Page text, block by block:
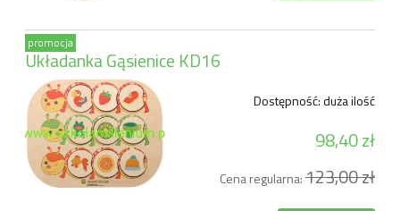
Układanka Gąsienice KD16
Dostępność:duża ilość
98,40 zł
Cena regularna:123,00 zł
promocja